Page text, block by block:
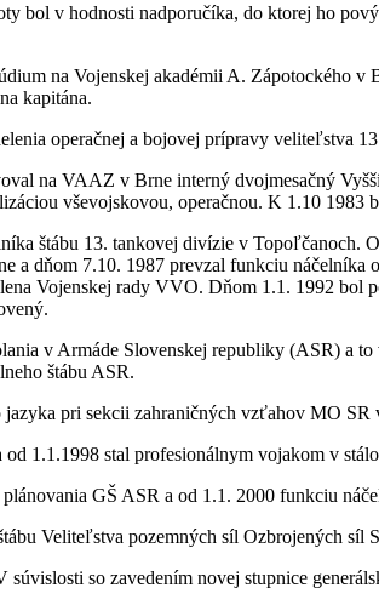
bol v hodnosti nadporučíka, do ktorej ho
na Vojenskej akadémii A.
kapitána.
operačnej a bojovej prípravy veliteľstva
na VAAZ v Brne interný dvojmesačný
vševojskovou, operačnou. K 1.10 1983
štábu 13. tankovej divízie v Topoľčanoch.
dňom 7.10. 1987 prevzal funkciu náčelníka
Vojenskej rady VVO. Dňom 1.1. 1992 bol
v Armáde Slovenskej republiky (ASR) a
štábu ASR.
pri sekcii zahraničných vzťahov MO SR
1.1.1998 stal profesionálnym vojakom v
GŠ ASR a od 1.1. 2000 funkciu
Veliteľstva pozemných síl Ozbrojených síl
so zavedením novej stupnice